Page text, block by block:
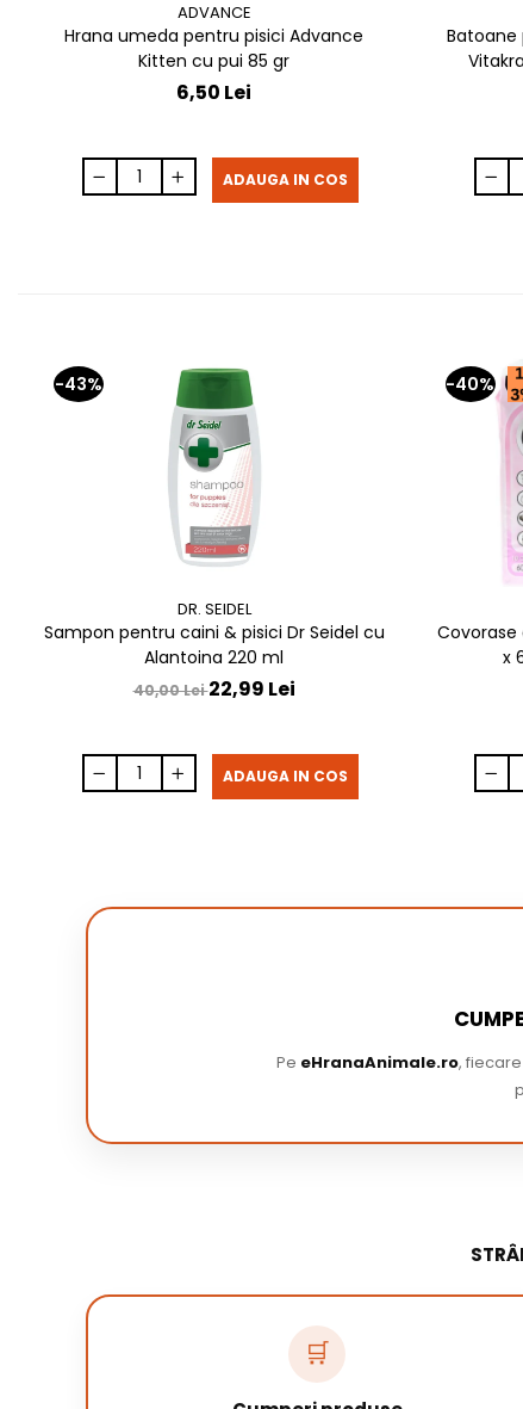
ADVANCE
Hrana umeda pentru pisici Advance
Kitten cu pui 85 gr
6,50 Lei
ADAUGA IN COS
Batoane
-43%
DR. SEIDEL
Sampon pentru caini & pisici Dr Seidel cu
Alantoina 220 ml
40,00 Lei22,99 Lei
ADAUGA IN COS
-40%
x
Pe eHranaAnimale.ro,
🛒